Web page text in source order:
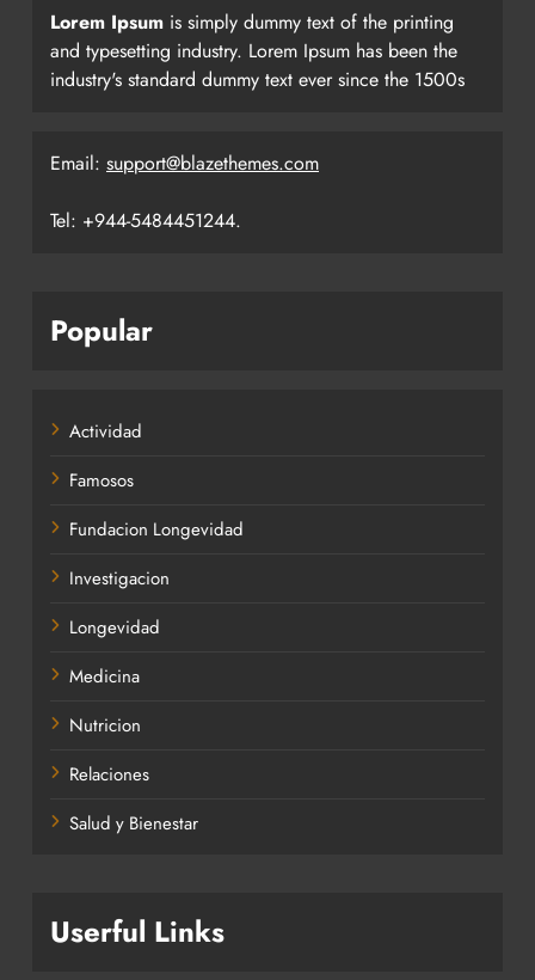
Lorem Ipsum is simply dummy text of the printing
and typesetting industry. Lorem Ipsum has been the
industry's standard dummy text ever since the 1500s
Email: support@blazethemes.com
Tel: +944-5484451244.
Popular
Actividad
Famosos
Fundacion Longevidad
Investigacion
Longevidad
Medicina
Nutricion
Relaciones
Salud y Bienestar
Userful Links